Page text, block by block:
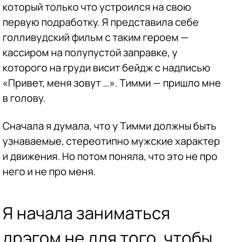
который только что устроился на свою
первую подработку. Я представила себе
голливудский фильм с таким героем —
кассиром на полупустой заправке, у
которого на груди висит бейдж с надписью
«Привет, меня зовут …». Тимми — пришло мне
в голову.
Сначала я думала, что у Тимми должны быть
узнаваемые, стереотипно мужские характер
и движения. Но потом поняла, что это не про
него и не про меня.
Я начала заниматься